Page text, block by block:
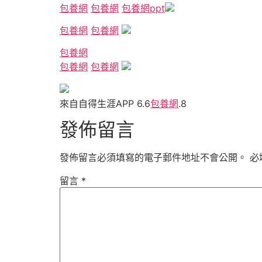
包養網 包養網 包養網ppt
包養網 包養網
包養網
包養網 包養網
來自自得生涯APP 6.6包養網.8
發佈留言
發佈留言必須填寫的電子郵件地址不會公開。 必
留言 *